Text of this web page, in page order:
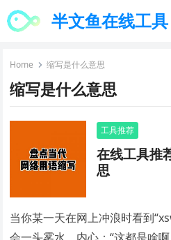
半文鱼在线工具
Home 缩写是什么意思
缩写是什么意思
工具推荐
在线工具推
思
当你某一天在网上冲浪时看到